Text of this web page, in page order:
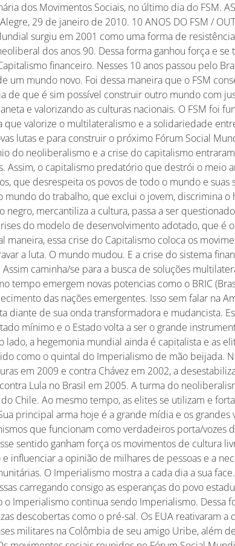
dos Movimentos Sociais, no último dia do FSM.
29 de janeiro de 2010. 10 ANOS DO FSM /
surgiu em 2001 como uma forma de
dos anos 90. Dessa forma ganhou força e
financeiro. Nesses 10 anos passou pelo
um mundo novo. Foi dessa maneira que o FSM
de que é sim possível construir outro mundo com
e valorizando as culturas nacionais. O FSM foi
valorize o multilateralismo e a solidariedade
lutas e para construir o próximo Fórum Social
do neoliberalismo e a crise do capitalismo
Assim, o capitalismo predatório que destrói o meio
que desrespeita os povos de todo o mundo e suas
do trabalho, que exclui o jovem, discrimina o
negro, mercantiliza a cultura, passa a ser
do modelo de desenvolvimento adotado, que é
maneira, essa crise do Capitalismo coloca os
a luta. O mundo mudou. E a crise do sistema
caminha/se para a busca de soluções
tempo emergem novas potencias como o BRIC
das nações emergentes. Isso sem falar na
diante de sua onda transformadora e mudancista.
mínimo e o Estado volta a ser o grande
lado, a hegemonia mundial ainda é capitalista e as
como o quintal do Imperialismo de mão beijada.
em 2009 e contra Chávez em 2002, a
Lula no Brasil em 2005. A turma do
Chile. Ao mesmo tempo, as elites se utilizam e
principal arma hoje é a grande mídia e os grandes
que funcionam como verdadeiros porta/vozes
sentido ganham força os movimentos de cultura
influenciar a opinião de milhares de pessoas e a
O Imperialismo mostra a cada dia a sua
carregando consigo as esperanças do povo
o Imperialismo continua sendo Imperialismo. Dessa
descobertas como o pré-sal. Os EUA reativaram a
militares na Colômbia de seu amigo Uribe, além